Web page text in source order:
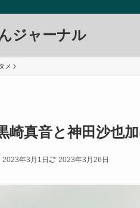
ジャーナル
メ
崎真音と神田沙也
2023年3月1日 2023年3月26日